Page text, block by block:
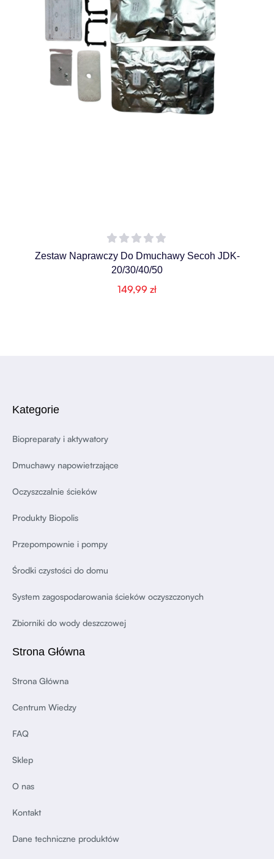
Zestaw Naprawczy Do Dmuchawy Secoh JDK-
20/30/40/50
149,99 zł
Kategorie
Biopreparaty i aktywatory
Dmuchawy napowietrzające
Oczyszczalnie ścieków
Produkty Biopolis
Przepompownie i pompy
Środki czystości do domu
System zagospodarowania ścieków oczyszczonych
Zbiorniki do wody deszczowej
Strona Główna
Strona Główna
Centrum Wiedzy
FAQ
Sklep
O nas
Kontakt
Dane techniczne produktów